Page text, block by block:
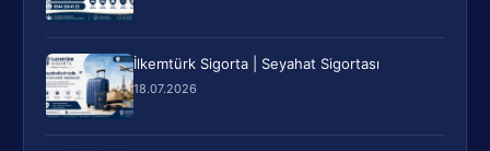
İlkemtürk Sigorta | Seyahat Sigortası
18.07.2026